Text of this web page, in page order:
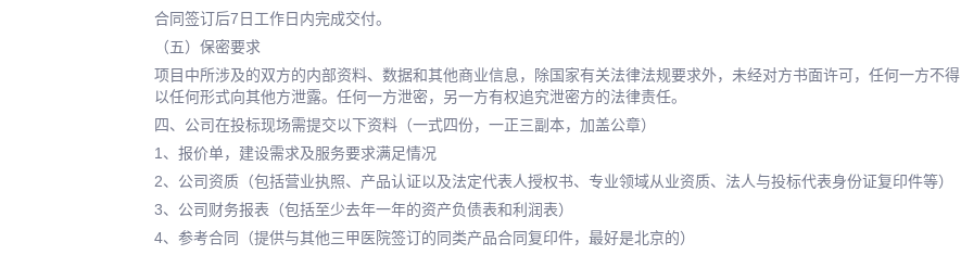
合同签订后7日工作日内完成交付。
（五）保密要求
项目中所涉及的双方的内部资料、数据和其他商业信息，除国家有关法律法规要求外，未经对方书面许可，任何一方不得
以任何形式向其他方泄露。任何一方泄密，另一方有权追究泄密方的法律责任。
四、公司在投标现场需提交以下资料（一式四份，一正三副本，加盖公章）
1、报价单，建设需求及服务要求满足情况
2、公司资质（包括营业执照、产品认证以及法定代表人授权书、专业领域从业资质、法人与投标代表身份证复印件等）
3、公司财务报表（包括至少去年一年的资产负债表和利润表）
4、参考合同（提供与其他三甲医院签订的同类产品合同复印件，最好是北京的）